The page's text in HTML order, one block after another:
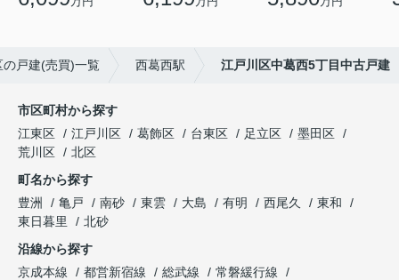
の戸建(売買)一覧 西葛西駅 江戸川区中葛西5丁目中古戸建
市区町村から探す
江東区
江戸川区 葛飾区 台東区 足立区
墨田区
荒川区
北区
町名から探す
豊洲
亀戸 南砂 東雲 大島 有明 西尾久
東和
東日暮里
北砂
沿線から探す
京成本線
都営新宿線 総武線
常磐緩行線